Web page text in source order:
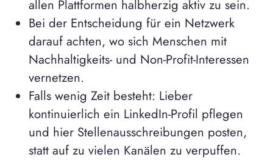
allen Plattformen halbherzig aktiv zu sein.
Bei der Entscheidung für ein Netzwerk
darauf achten, wo sich Menschen mit
Nachhaltigkeits- und Non-Profit-Interessen
vernetzen.
Falls wenig Zeit besteht: Lieber
kontinuierlich ein LinkedIn-Profil pflegen
und hier Stellenausschreibungen posten,
statt auf zu vielen Kanälen zu verpuffen.